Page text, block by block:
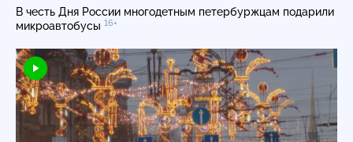
В честь Дня России многодетным петербуржцам подарили
микроавтобусы 16+